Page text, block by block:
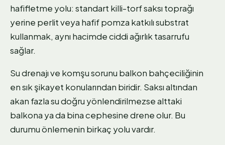
hafifletme yolu: standart killi-torf saksı toprağı
yerine perlit veya hafif pomza katkılı substrat
kullanmak, aynı hacimde ciddi ağırlık tasarrufu
sağlar.
Su drenajı ve komşu sorunu balkon bahçeciliğinin
en sık şikayet konularından biridir. Saksı altından
akan fazla su doğru yönlendirilmezse alttaki
balkona ya da bina cephesine drene olur. Bu
durumu önlemenin birkaç yolu vardır.